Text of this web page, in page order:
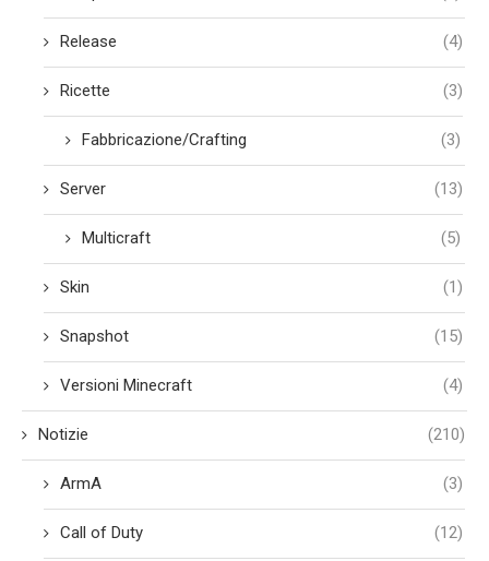
Release (4)
Ricette (3)
Fabbricazione/Crafting (3)
Server (13)
Multicraft (5)
Skin (1)
Snapshot (15)
Versioni Minecraft (4)
Notizie (210)
ArmA (3)
Call of Duty (12)